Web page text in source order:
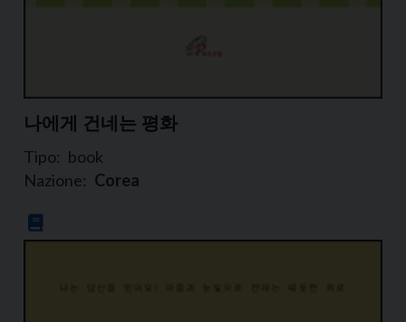
나에게 건네는 평화
Tipo: book
Nazione: Corea